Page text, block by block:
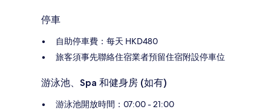
停車
自助停車費：每天 HKD480
旅客須事先聯絡住宿業者預留住宿附設停車位
游泳池、Spa 和健身房 (如有)
游泳池開放時間：07:00 - 21:00